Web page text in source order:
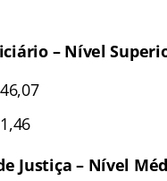
– Nível
Justiça – Nível